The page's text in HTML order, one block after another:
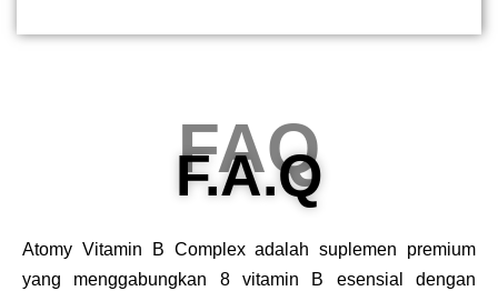
FAQ
F.A.Q
Atomy Vitamin B Complex adalah suplemen premium
yang menggabungkan 8 vitamin B esensial dengan